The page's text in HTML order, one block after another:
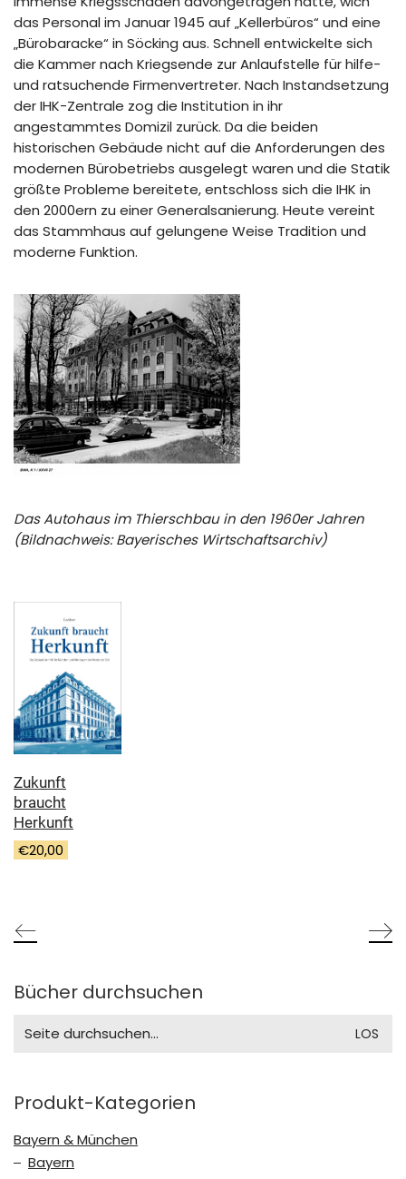
das Personal im Januar 1945 auf „Kellerbüros“ und eine
„Bürobaracke“ in Söcking aus. Schnell entwickelte sich
die Kammer nach Kriegsende zur Anlaufstelle für hilfe-
und ratsuchende Firmenvertreter. Nach Instandsetzung
der IHK-Zentrale zog die Institution in ihr
angestammtes Domizil zurück. Da die beiden
historischen Gebäude nicht auf die Anforderungen des
modernen Bürobetriebs ausgelegt waren und die Statik
größte Probleme bereitete, entschloss sich die IHK in
den 2000ern zu einer Generalsanierung. Heute vereint
das Stammhaus auf gelungene Weise Tradition und
moderne Funktion.
Das Autohaus im Thierschbau in den 1960er Jahren
(Bildnachweis: Bayerisches Wirtschaftsarchiv)
Zukunft
braucht
Herkunft
€20,00
Bücher durchsuchen
for:
Produkt-Kategorien
Bayern & München
Bayern